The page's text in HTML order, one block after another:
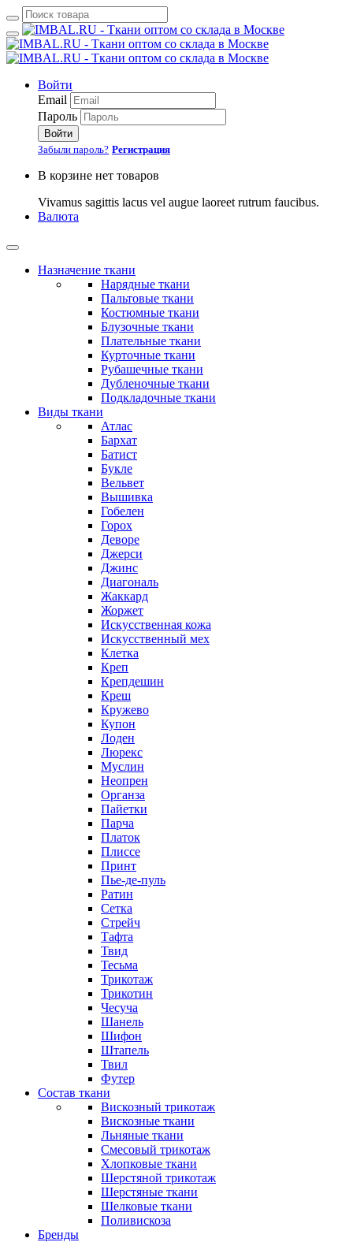
Войти
Email
Пароль
Войти
Забыли пароль? Регистрация
В корзине нет товаров
Vivamus sagittis lacus vel augue laoreet rutrum faucibus.
Валюта
Назначение ткани
Нарядные ткани
Пальтовые ткани
Костюмные ткани
Блузочные ткани
Плательные ткани
Курточные ткани
Рубашечные ткани
Дубленочные ткани
Подкладочные ткани
Виды ткани
Атлас
Бархат
Батист
Букле
Вельвет
Вышивка
Гобелен
Горох
Деворе
Джерси
Джинс
Диагональ
Жаккард
Жоржет
Искусственная кожа
Искусственный мех
Клетка
Креп
Крепдешин
Креш
Кружево
Купон
Лоден
Люрекс
Муслин
Неопрен
Органза
Пайетки
Парча
Платок
Плиссе
Принт
Пье-де-пуль
Ратин
Сетка
Стрейч
Тафта
Твид
Тесьма
Трикотаж
Трикотин
Чесуча
Шанель
Шифон
Штапель
Твил
Футер
Состав ткани
Вискозный трикотаж
Вискозные ткани
Льняные ткани
Смесовый трикотаж
Хлопковые ткани
Шерстяной трикотаж
Шерстяные ткани
Шелковые ткани
Поливискоза
Бренды